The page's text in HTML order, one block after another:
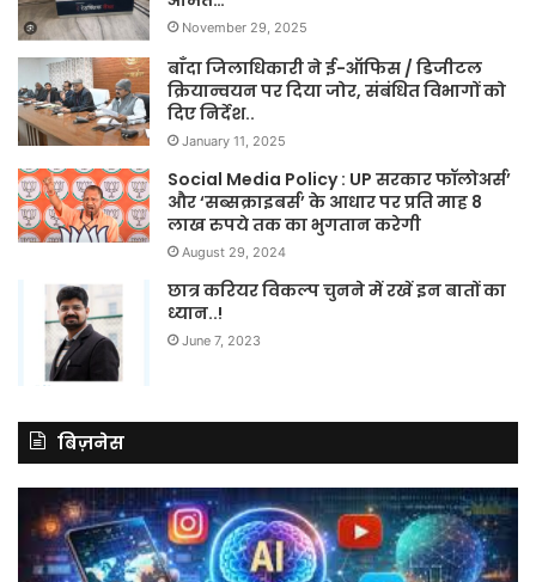
November 29, 2025
बाँदा जिलाधिकारी ने ई-ऑफिस / डिजीटल
क्रियान्वयन पर दिया जोर, संबंधित विभागों को
दिए निर्देश..
January 11, 2025
Social Media Policy : UP सरकार फॉलोअर्स’
और ‘सब्सक्राइबर्स’ के आधार पर प्रति माह 8
लाख रुपये तक का भुगतान करेगी
August 29, 2024
छात्र करियर विकल्प चुनने में रखें इन बातों का
ध्यान..!
June 7, 2023
बिज़नेस